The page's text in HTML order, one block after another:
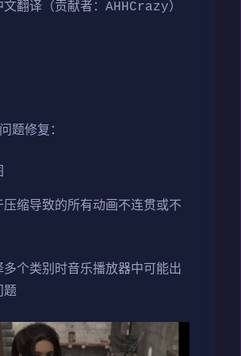
翻译（贡献者：AHHCrazy）
题修复：
压缩导致的所有动画不连贯或不
多个类别时音乐播放器中可能出
题